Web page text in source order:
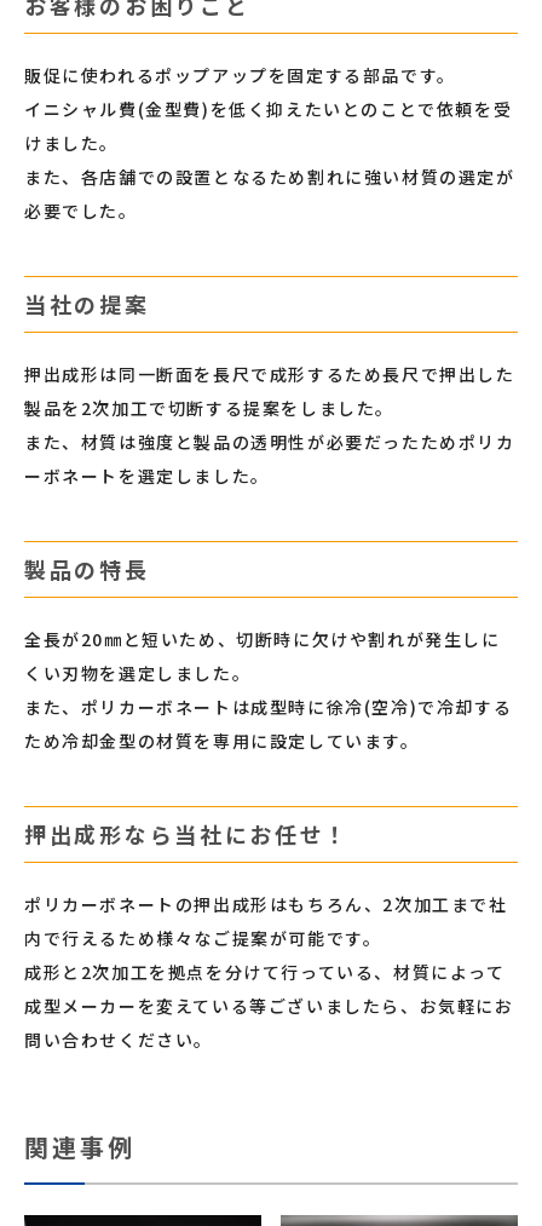
販促に使われるポップアップを固定する部品です。
イニシャル費(金型費)を低く抑えたいとのことで依頼を受
けました。
また、各店舗での設置となるため割れに強い材質の選定が
必要でした。
当社の提案
押出成形は同一断面を長尺で成形するため長尺で押出した
製品を2次加工で切断する提案をしました。
また、材質は強度と製品の透明性が必要だったためポリカ
ーボネートを選定しました。
製品の特長
全長が20㎜と短いため、切断時に欠けや割れが発生しに
くい刃物を選定しました。
また、ポリカーボネートは成型時に徐冷(空冷)で冷却する
ため冷却金型の材質を専用に設定しています。
押出成形なら当社にお任せ！
ポリカーボネートの押出成形はもちろん、2次加工まで社
内で行えるため様々なご提案が可能です。
成形と2次加工を拠点を分けて行っている、材質によって
成型メーカーを変えている等ございましたら、お気軽にお
問い合わせください。
関連事例